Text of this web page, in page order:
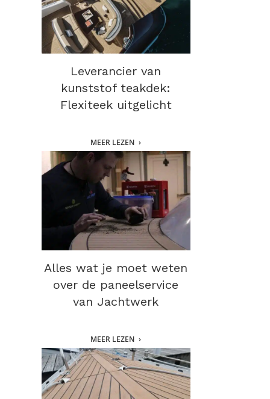
Leverancier van
kunststof teakdek:
Flexiteek uitgelicht
MEER LEZEN
Alles wat je moet weten
over de paneelservice
van Jachtwerk
MEER LEZEN